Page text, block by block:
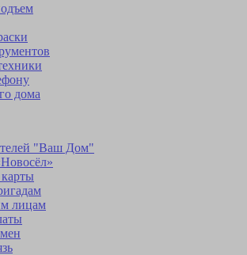
дома
"Ваш Дом"
лицам